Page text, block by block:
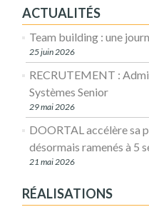
ACTUALITÉS
Team building : une
25 juin 2026
RECRUTEMENT :
Systèmes Senior
29 mai 2026
DOORTAL accélère sa
désormais ramenés à 5
21 mai 2026
RÉALISATIONS